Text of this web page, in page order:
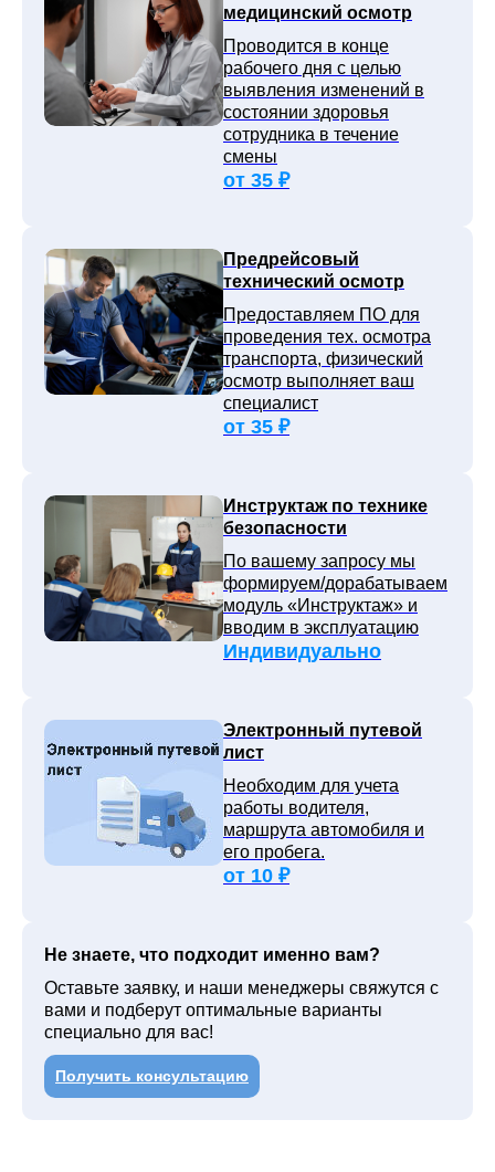
медицинский осмотр
Проводится в конце
рабочего дня с целью
выявления изменений в
состоянии здоровья
сотрудника в течение
смены
от 35 ₽
Предрейсовый
технический осмотр
Предоставляем ПО для
проведения тех. осмотра
транспорта, физический
осмотр выполняет ваш
специалист
от 35 ₽
Инструктаж по технике
безопасности
По вашему запросу мы
формируем/дорабатываем
модуль «Инструктаж» и
вводим в эксплуатацию
Индивидуально
Электронный путевой
лист
Необходим для учета
работы водителя,
маршрута автомобиля и
его пробега.
от 10 ₽
Не знаете, что подходит именно вам?
Оставьте заявку, и наши менеджеры свяжутся с
вами и подберут оптимальные варианты
специально для вас!
Получить консультацию